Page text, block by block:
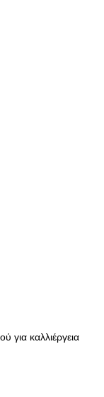
για καλλιέργεια